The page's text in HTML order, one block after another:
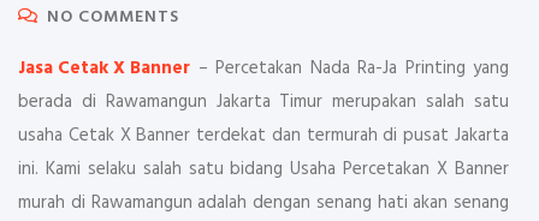
NO COMMENTS
Jasa Cetak X Banner – Percetakan Nada Ra-Ja Printing yang
berada di Rawamangun Jakarta Timur merupakan salah satu
usaha Cetak X Banner terdekat dan termurah di pusat Jakarta
ini. Kami selaku salah satu bidang Usaha Percetakan X Banner
murah di Rawamangun adalah dengan senang hati akan senang